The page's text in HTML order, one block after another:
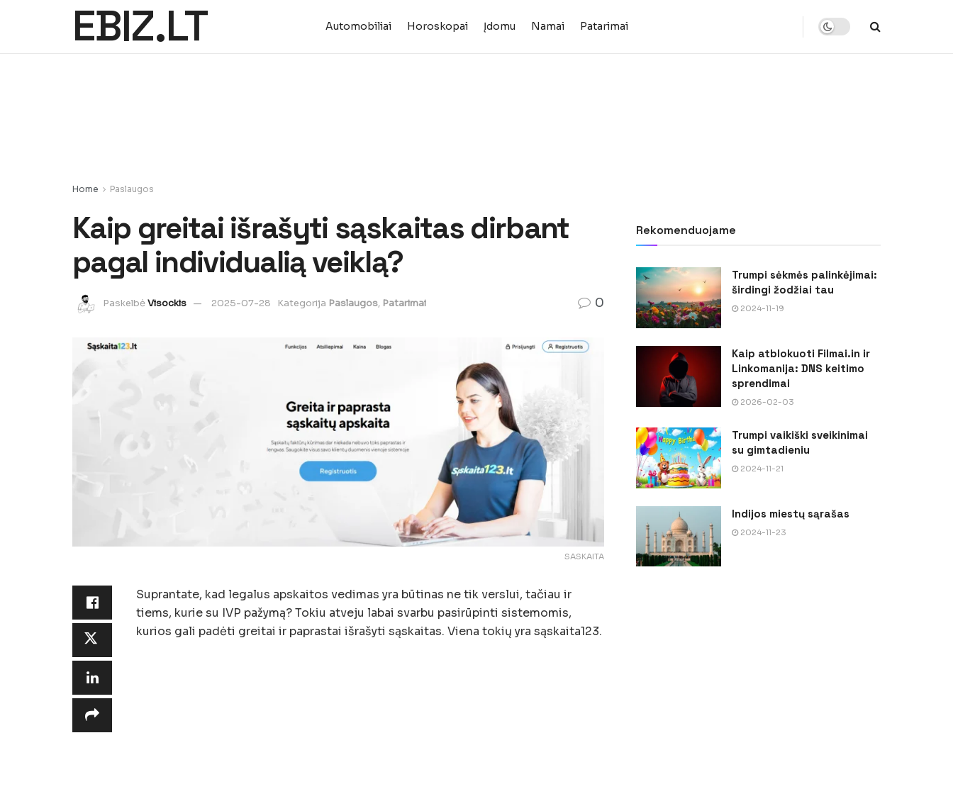
EBIZ.LT Automobiliai Horoskopai Įdomu Namai Patarimai
Home Paslaugos
Kaip greitai išrašyti sąskaitas dirbant
pagal individualią veiklą?
PaskelbėVisockis 2025-07-28 Kategorija Paslaugos, Patarimai 0
SASKAITA
Suprantate, kad legalus apskaitos vedimas yra būtinas ne tik verslui, tačiau ir
tiems, kurie su IVP pažymą? Tokiu atveju labai svarbu pasirūpinti sistemomis,
kurios gali padėti greitai ir paprastai išrašyti sąskaitas. Viena tokių yra sąskaita123.
Rekomenduojame
Trumpi sėkmės palinkėjimai:
širdingi žodžiai tau
2024-11-19
Kaip atblokuoti Filmai.in ir
Linkomanija: DNS keitimo
sprendimai
2026-02-03
Trumpi vaikiški sveikinimai
su gimtadieniu
2024-11-21
Indijos miestų sąrašas
2024-11-23